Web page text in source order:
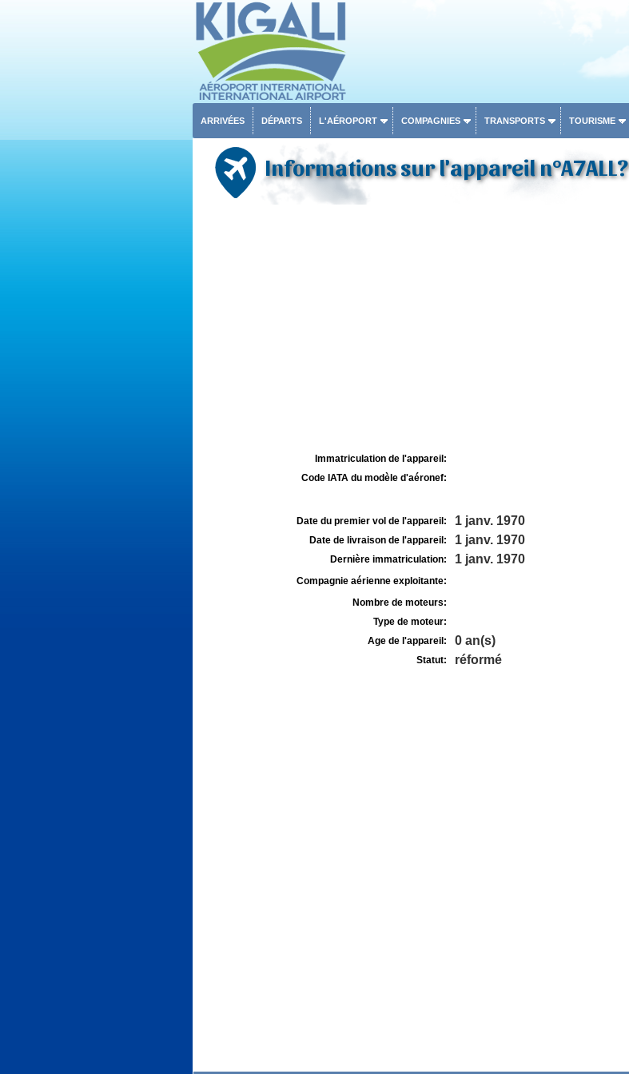
ARRIVÉES DÉPARTS L'AÉROPORT COMPAGNIES TRANSPORTS TOURISME
Informations sur l'appareil n°A7ALL?
Immatriculation de l'appareil:
Code IATA du modèle d'aéronef:
Date du premier vol de l'appareil: 1 janv. 1970
Date de livraison de l'appareil: 1 janv. 1970
Dernière immatriculation: 1 janv. 1970
Compagnie aérienne exploitante:
Nombre de moteurs:
Type de moteur:
Age de l'appareil:
0 an(s)
Statut: réformé